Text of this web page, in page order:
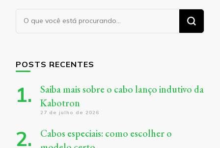
Procurando
algo?
POSTS RECENTES
Saiba mais sobre o cabo lanço indutivo da
Kabotron
27 de julho de 2026
Cabos especiais: como escolher o